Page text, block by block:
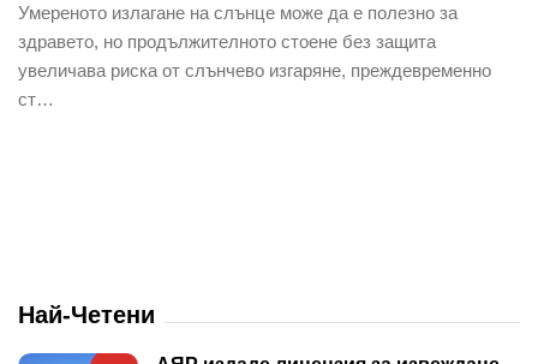
Умереното излагане на слънце може да е полезно за
здравето, но продължителното стоене без защита
увеличава риска от слънчево изгаряне, преждевременно
ст…
Най-Четени